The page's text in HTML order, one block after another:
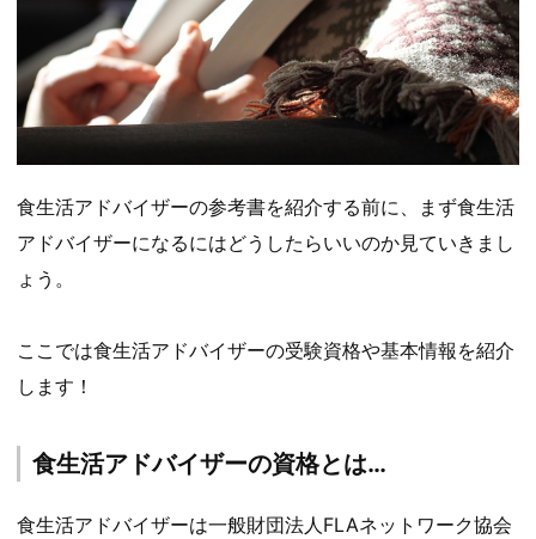
食生活アドバイザーの参考書を紹介する前に、まず食生活
アドバイザーになるにはどうしたらいいのか見ていきまし
ょう。
ここでは食生活アドバイザーの受験資格や基本情報を紹介
します！
食生活アドバイザーの資格とは…
食生活アドバイザーは一般財団法人FLAネットワーク協会